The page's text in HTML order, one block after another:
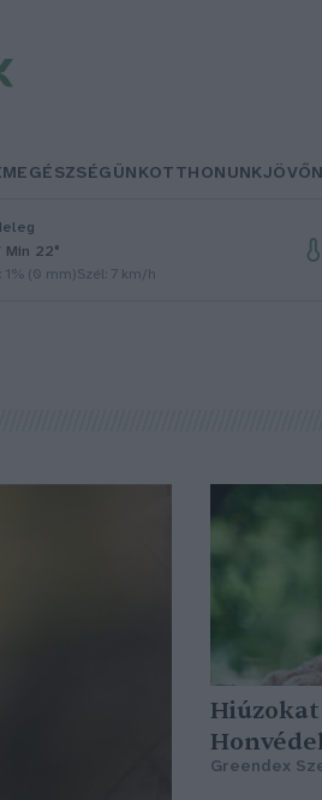
EGÉSZSÉGÜNKOTTHONUNK
Min 22°
1% (0 mm)Szél: 7 km/h
Greendex